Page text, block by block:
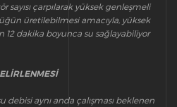
çarpılarak yüksek genleşmeli
üretilebilmesi amacıyla, yüksek
12 dakika boyunca su sağlayabiliyor
aynı anda çalışması beklenen